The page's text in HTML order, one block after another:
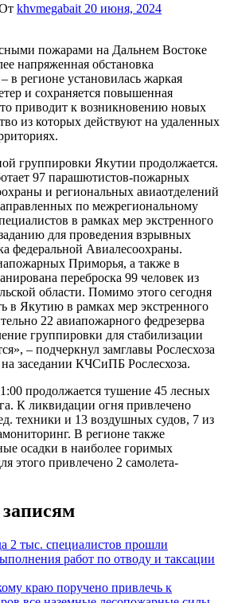
khvmegabait 20 июня, 2024
напряженная обстановка
в регионе установилась жаркая
и сохраняется повышенная
приводит к возникновению новых
из которых действуют на удаленных
группировки Якутии продолжается.
97 парашютистов-пожарных
и региональных авиаотделений
по межрегиональному
в рамках мер экстренного
для проведения взрывных
федеральной Авиалесоохраны.
Приморья, а также в
переброска 99 человек из
области. Помимо этого сегодня
в Якутию в рамках мер экстренного
22 авиапожарного федрезерва
группировки для стабилизации
– подчеркнул замглавы Рослесхоза
заседании КЧСиПБ Рослесхоза.
продолжается тушение 45 лесных
К ликвидации огня привлечено
техники и 13 воздушных судов, 7 из
В регионе также
осадки в наиболее горимых
этого привлечено 2 самолета-
2 тыс. специалистов прошли
работ по отводу и таксации
краю поручено привлечь к